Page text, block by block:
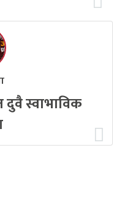
दुवै स्वाभाविक